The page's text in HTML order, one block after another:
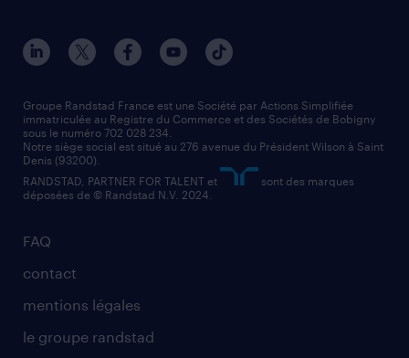
manutentionnaire
assistant administratif
comptable
contact entreprise
faq intérim / recrutement
nos agences par ville
nos agences par région
nos cabinets de recrutement
FAQ
contact
mentions légales
le groupe randstad
Groupe Randstad France est une Société par Actions Simplifiée
immatriculée au Registre du Commerce et des Sociétés de Bobigny
sous le numéro 702 028 234.
Notre siège social est situé au 276 avenue du Président Wilson à Saint
Denis (93200).
RANDSTAD, PARTNER FOR TALENT et
sont des marques
déposées de © Randstad N.V. 2024.